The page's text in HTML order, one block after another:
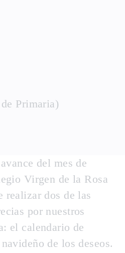
Primaria)
del mes de
Virgen de la Rosa
realizar dos de las
por nuestros
el calendario de
de los deseos.